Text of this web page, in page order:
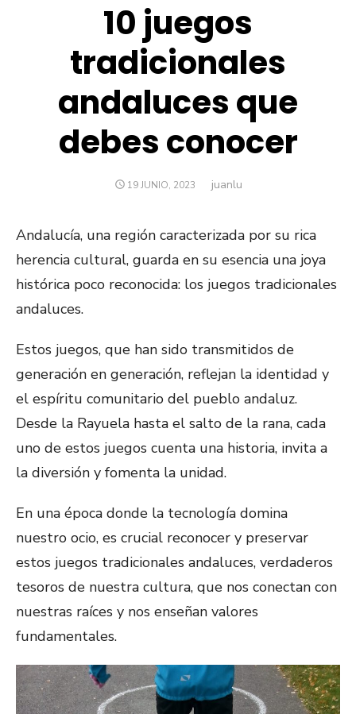
10 juegos
tradicionales
andaluces que
debes conocer
PUBLICADO
19 JUNIO, 2023 Autor
juanlu
Andalucía, una región caracterizada por su rica
herencia cultural, guarda en su esencia una joya
histórica poco reconocida: los juegos tradicionales
andaluces.
Estos juegos, que han sido transmitidos de
generación en generación, reflejan la identidad y
el espíritu comunitario del pueblo andaluz.
Desde la Rayuela hasta el salto de la rana, cada
uno de estos juegos cuenta una historia, invita a
la diversión y fomenta la unidad.
En una época donde la tecnología domina
nuestro ocio, es crucial reconocer y preservar
estos juegos tradicionales andaluces, verdaderos
tesoros de nuestra cultura, que nos conectan con
nuestras raíces y nos enseñan valores
fundamentales.